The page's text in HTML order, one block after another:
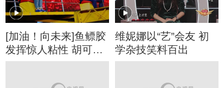
[加油！向未来]鱼鳔胶
发挥惊人粘性 胡可王
祖蓝体验特殊“跷跷
维妮娜以“艺”会友 初
学杂技笑料百出